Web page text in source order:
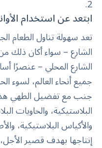
ابتعد عن استخدام
تعد سهولة تناول الطعام
الشارع – سواء أكان ذلك
الشارع المحلي – عنصرًا
جميع أنحاء العالم، لسوء
جنب مع تفضيل الطهي
البلاستيكية، والحاويات
والأكياس البلاستيكية،
إنتاجها بهدف قصير